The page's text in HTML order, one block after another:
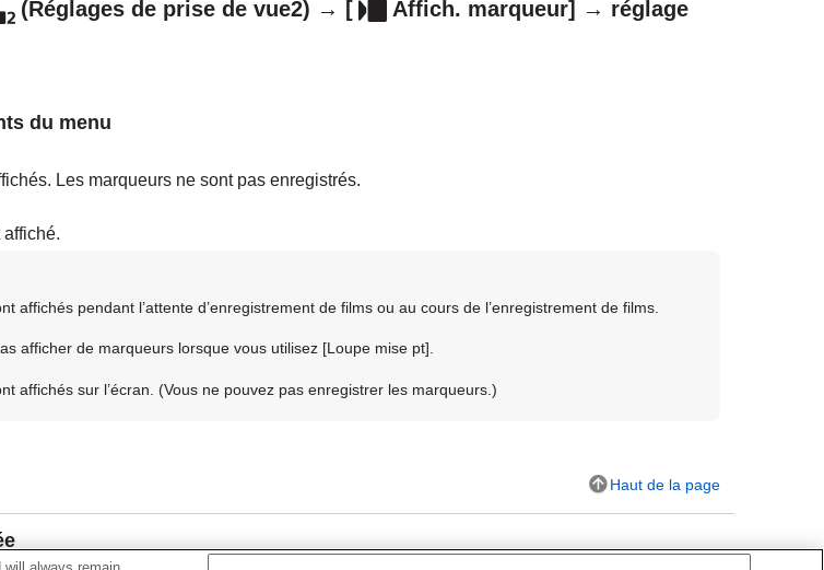
(Réglages de prise de vue2) → [ Affich. marqueur]
→ réglage
du menu
Les marqueurs ne sont pas enregistrés.
affiché.
affichés pendant l’attente d’enregistrement de films ou au cours de l’enregistrement de films.
afficher de marqueurs lorsque vous utilisez [Loupe mise pt].
affichés sur l’écran. (Vous ne pouvez pas enregistrer les marqueurs.)
Haut de la page